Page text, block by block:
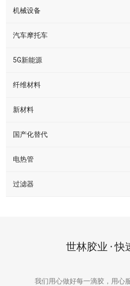
机械设备
汽车摩托车
5G新能源
纤维材料
新材料
国产化替代
电热管
过滤器
世林胶业 · 快
我们用心做好每一滴胶，用心